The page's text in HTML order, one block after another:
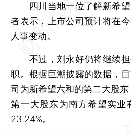
四川当地一位了解新希望
者表示，上市公司预计将在
人事变动。
不过，刘永好仍将继续担
职。根据巨潮披露的数据，
司为新希望六和的第二大股东
第一大股东为南方希望实业
23.24%。